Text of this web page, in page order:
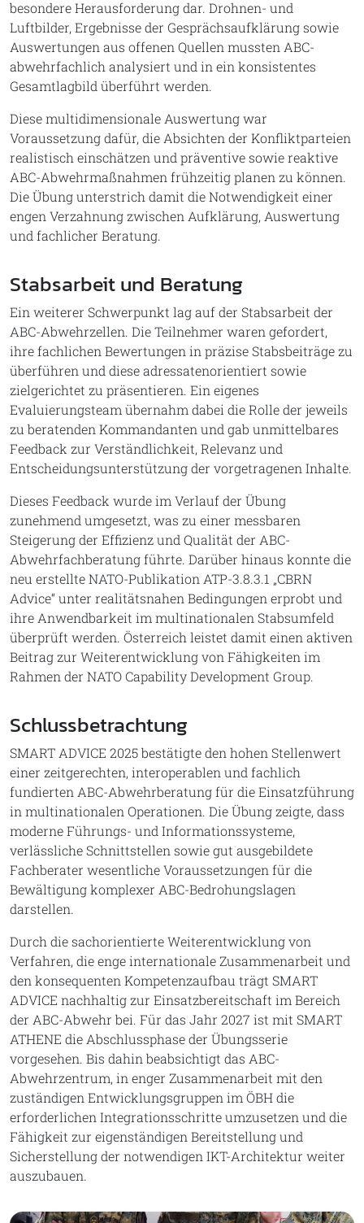
besondere Herausforderung dar. Drohnen- und
Luftbilder, Ergebnisse der Gesprächsaufklärung sowie
Auswertungen aus offenen Quellen mussten ABC-
abwehrfachlich analysiert und in ein konsistentes
Gesamtlagbild überführt werden.
Diese multidimensionale Auswertung war
Voraussetzung dafür, die Absichten der Konfliktparteien
realistisch einschätzen und präventive sowie reaktive
ABC-Abwehrmaßnahmen frühzeitig planen zu können.
Die Übung unterstrich damit die Notwendigkeit einer
engen Verzahnung zwischen Aufklärung, Auswertung
und fachlicher Beratung.
Stabsarbeit und Beratung
Ein weiterer Schwerpunkt lag auf der Stabsarbeit der
ABC-Abwehrzellen. Die Teilnehmer waren gefordert,
ihre fachlichen Bewertungen in präzise Stabsbeiträge zu
überführen und diese adressatenorientiert sowie
zielgerichtet zu präsentieren. Ein eigenes
Evaluierungsteam übernahm dabei die Rolle der jeweils
zu beratenden Kommandanten und gab unmittelbares
Feedback zur Verständlichkeit, Relevanz und
Entscheidungsunterstützung der vorgetragenen Inhalte.
Dieses Feedback wurde im Verlauf der Übung
zunehmend umgesetzt, was zu einer messbaren
Steigerung der Effizienz und Qualität der ABC-
Abwehrfachberatung führte. Darüber hinaus konnte die
neu erstellte NATO-Publikation ATP-3.8.3.1 „CBRN
Advice“ unter realitätsnahen Bedingungen erprobt und
ihre Anwendbarkeit im multinationalen Stabsumfeld
überprüft werden. Österreich leistet damit einen aktiven
Beitrag zur Weiterentwicklung von Fähigkeiten im
Rahmen der NATO Capability Development Group.
Schlussbetrachtung
SMART ADVICE 2025 bestätigte den hohen Stellenwert
einer zeitgerechten, interoperablen und fachlich
fundierten ABC-Abwehrberatung für die Einsatzführung
in multinationalen Operationen. Die Übung zeigte, dass
moderne Führungs- und Informationssysteme,
verlässliche Schnittstellen sowie gut ausgebildete
Fachberater wesentliche Voraussetzungen für die
Bewältigung komplexer ABC-Bedrohungslagen
darstellen.
Durch die sachorientierte Weiterentwicklung von
Verfahren, die enge internationale Zusammenarbeit und
den konsequenten Kompetenzaufbau trägt SMART
ADVICE nachhaltig zur Einsatzbereitschaft im Bereich
der ABC-Abwehr bei. Für das Jahr 2027 ist mit SMART
ATHENE die Abschlussphase der Übungsserie
vorgesehen. Bis dahin beabsichtigt das ABC-
Abwehrzentrum, in enger Zusammenarbeit mit den
zuständigen Entwicklungsgruppen im ÖBH die
erforderlichen Integrationsschritte umzusetzen und die
Fähigkeit zur eigenständigen Bereitstellung und
Sicherstellung der notwendigen IKT-Architektur weiter
auszubauen.